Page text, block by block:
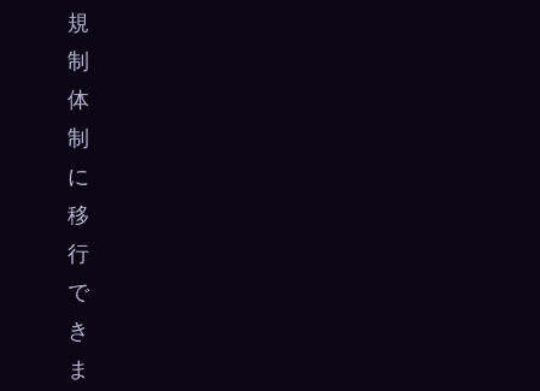
規
制
体
制
に
移
行
で
き
ま